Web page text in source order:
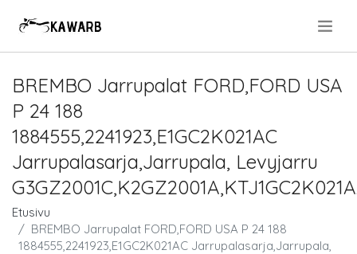
BREMBO Jarrupalat FORD,FORD USA
P 24 188
1884555,2241923,E1GC2K021AC
Jarrupalasarja,Jarrupala, Levyjarru
Etusivu
BREMBO Jarrupalat FORD,FORD USA P 24 188
1884555,2241923,E1GC2K021AC Jarrupalasarja,Jarrupala,